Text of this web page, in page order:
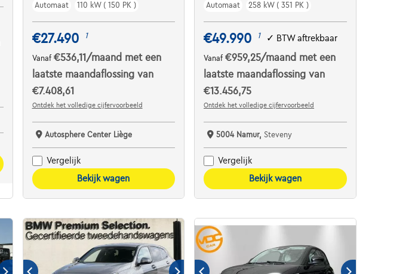
Automaat
110 kW ( 150 PK )
€27.490 1
Vanaf €536,11 /maand met een
laatste maandaflossing van
€7.408,61
Ontdek het volledige cijfervoorbeeld
Autosphere Center Liège
Vergelijk
Bekijk wagen
Automaat
258 kW ( 351 PK )
€49.990 1 ✓ BTW aftrekbaar
Vanaf€959,25/maand met een
laatste maandaflossing van
€13.456,75
Ontdek het volledige cijfervoorbeeld
5004 Namur,Steveny
Vergelijk
Bekijk wagen